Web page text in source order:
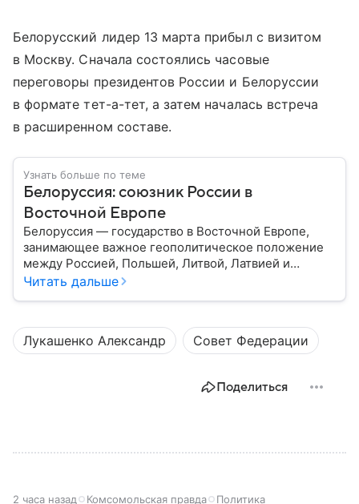
Белорусский лидер 13 марта прибыл с визитом
в Москву. Сначала состоялись часовые
переговоры президентов России и Белоруссии
в формате тет-а-тет, а затем началась встреча
в расширенном составе.
Узнать больше по теме
Белоруссия: союзник России в
Восточной Европе
Белоруссия — государство в Восточной Европе,
занимающее важное геополитическое положение
между Россией, Польшей, Литвой, Латвией и
Украиной. Несмотря на свою небольшую
этом материале разбираем главное о союзной РФ
республике.
Читать дальше
Лукашенко Александр Совет Федерации
Поделиться
2 часа назад Комсомольская правда Политика